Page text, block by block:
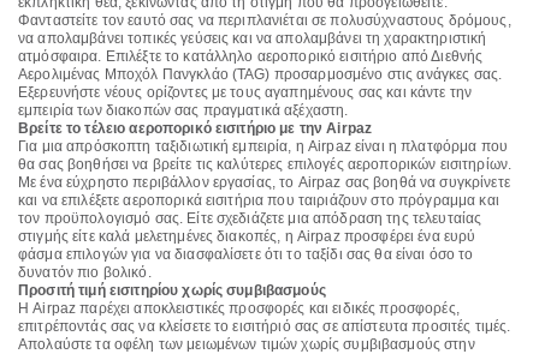
Φανταστείτε τον εαυτό σας να περιπλανιέται σε πολυσύχναστους δρόμους,
να απολαμβάνει τοπικές γεύσεις και να απολαμβάνει τη χαρακτηριστική
ατμόσφαιρα. Επιλέξτε το κατάλληλο αεροπορικό εισιτήριο από Διεθνής
Αερολιμένας Μποχόλ Πανγκλάο (TAG) προσαρμοσμένο στις ανάγκες σας.
Εξερευνήστε νέους ορίζοντες με τους αγαπημένους σας και κάντε την
εμπειρία των διακοπών σας πραγματικά αξέχαστη.
Βρείτε το τέλειο αεροπορικό εισιτήριο με την Airpaz
Για μια απρόσκοπτη ταξιδιωτική εμπειρία, η Airpaz είναι η πλατφόρμα που
θα σας βοηθήσει να βρείτε τις καλύτερες επιλογές αεροπορικών εισιτηρίων.
Με ένα εύχρηστο περιβάλλον εργασίας, το Airpaz σας βοηθά να συγκρίνετε
και να επιλέξετε αεροπορικά εισιτήρια που ταιριάζουν στο πρόγραμμα και
τον προϋπολογισμό σας. Είτε σχεδιάζετε μια απόδραση της τελευταίας
στιγμής είτε καλά μελετημένες διακοπές, η Airpaz προσφέρει ένα ευρύ
φάσμα επιλογών για να διασφαλίσετε ότι το ταξίδι σας θα είναι όσο το
δυνατόν πιο βολικό.
Προσιτή τιμή εισιτηρίου χωρίς συμβιβασμούς
Η Airpaz παρέχει αποκλειστικές προσφορές και ειδικές προσφορές,
επιτρέποντάς σας να κλείσετε το εισιτήριό σας σε απίστευτα προσιτές τιμές.
Απολαύστε τα οφέλη των μειωμένων τιμών χωρίς συμβιβασμούς στην